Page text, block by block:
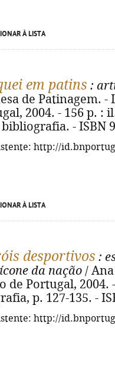
À LISTA
em patins :
de Patinagem.
2004. - 156 p. :
- ISBN
http://
À LISTA
desportivos :
da nação /
de Portugal, 2004.
p. 127-135. -
http://